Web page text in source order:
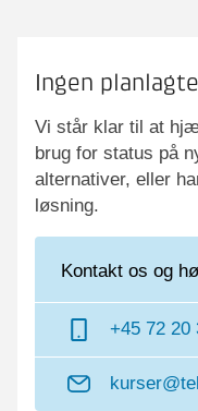
Ingen
Vi står klar til at
brug for status på
alternativer, eller
løsning.
Kontakt os og
+45 72 20